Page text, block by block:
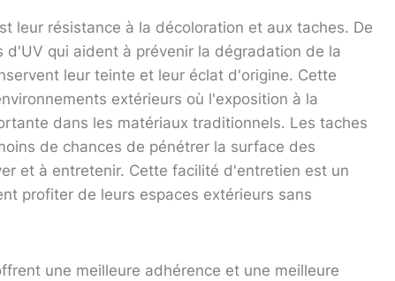
leur résistance à la décoloration et aux taches. De
qui aident à prévenir la dégradation de la
leur teinte et leur éclat d'origine. Cette
extérieurs où l'exposition à la
dans les matériaux traditionnels. Les taches
de chances de pénétrer la surface des
et à entretenir. Cette facilité d'entretien est un
profiter de leurs espaces extérieurs sans
une meilleure adhérence et une meilleure